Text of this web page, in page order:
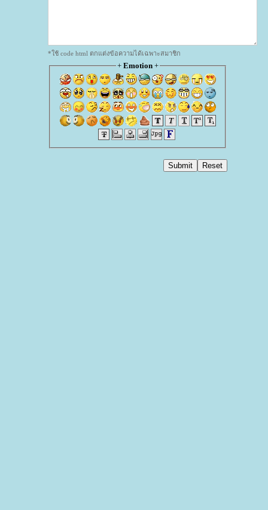
*ใช้ code html ตกแต่งข้อความได้เฉพาะสมาชิก
+ Emotion+